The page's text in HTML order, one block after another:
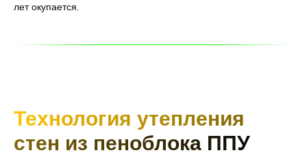
лет окупается.
Технология утепления
стен из пеноблока ППУ